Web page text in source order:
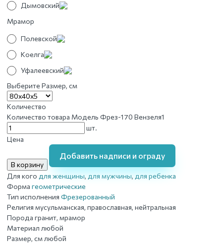
Дымовский
Мрамор
Полевской
Коелга
Уфалеевский
Выберите Размер, см
Количество
Количество товара Модель Фрез-170 Вензеля1
шт.
Цена
В корзину
Добавить надписи и ограду
Для кого для женщины, для мужчины, для ребенка
Форма геометрические
Тип исполнения Фрезерованный
Религия мусульманская, православная, нейтральная
Порода гранит, мрамор
Материал любой
Размер, см любой